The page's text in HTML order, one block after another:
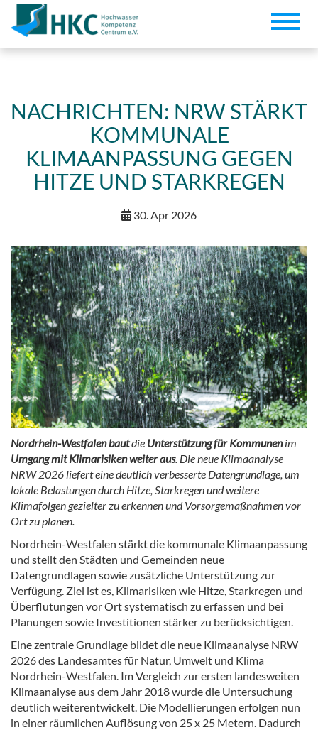
Toggle
NACHRICHTEN: NRW STÄRKT
KOMMUNALE
KLIMAANPASSUNG GEGEN
HITZE UND STARKREGEN
30. Apr 2026
Nordrhein-Westfalen bautdie Unterstützung für Kommunenim
Umgang mit Klimarisiken weiter aus. Die neue Klimaanalyse
NRW 2026 liefert eine deutlich verbesserte Datengrundlage, um
lokale Belastungen durch Hitze, Starkregen und weitere
Klimafolgen gezielter zu erkennen und Vorsorgemaßnahmen vor
Ort zu planen.
Nordrhein-Westfalen stärkt die kommunale Klimaanpassung
und stellt den Städten und Gemeinden neue
Datengrundlagen sowie zusätzliche Unterstützung zur
Verfügung. Ziel ist es, Klimarisiken wie Hitze, Starkregen und
Überflutungen vor Ort systematisch zu erfassen und bei
Planungen sowie Investitionen stärker zu berücksichtigen.
Eine zentrale Grundlage bildet die neue Klimaanalyse NRW
2026 des Landesamtes für Natur, Umwelt und Klima
Nordrhein-Westfalen. Im Vergleich zur ersten landesweiten
Klimaanalyse aus dem Jahr 2018 wurde die Untersuchung
deutlich weiterentwickelt. Die Modellierungen erfolgen nun
in einer räumlichen Auflösung von 25 x 25 Metern. Dadurch